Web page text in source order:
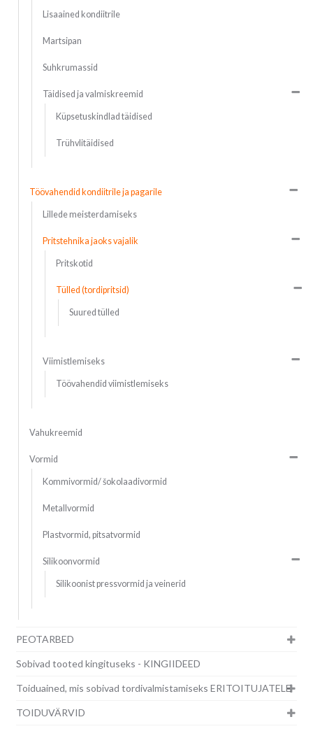
Lisaained kondiitrile
Martsipan
Suhkrumassid
Täidised ja valmiskreemid
Küpsetuskindlad täidised
Trühvlitäidised
Töövahendid kondiitrile ja pagarile
Lillede meisterdamiseks
Pritstehnika jaoks vajalik
Pritskotid
Tülled (tordipritsid)
Suured tülled
Viimistlemiseks
Töövahendid viimistlemiseks
Vahukreemid
Vormid
Kommivormid/ šokolaadivormid
Metallvormid
Plastvormid, pitsatvormid
Silikoonvormid
Silikoonist pressvormid ja veinerid
PEOTARBED
Sobivad tooted kingituseks - KINGIIDEED
Toiduained, mis sobivad tordivalmistamiseks ERITOITUJATELE
TOIDUVÄRVID